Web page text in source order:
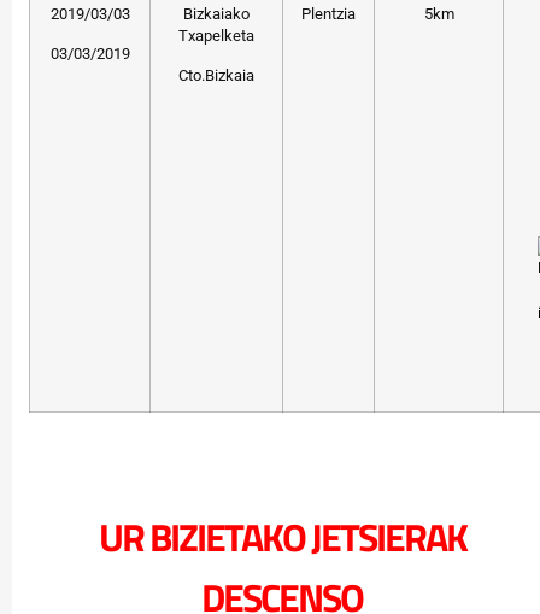
2019/03/03
03/03/2019
Bizkaiako
Txapelketa
Cto.Bizkaia
Plentzia 5km
UR BIZIETAKO JETSIERAK
DESCENSO